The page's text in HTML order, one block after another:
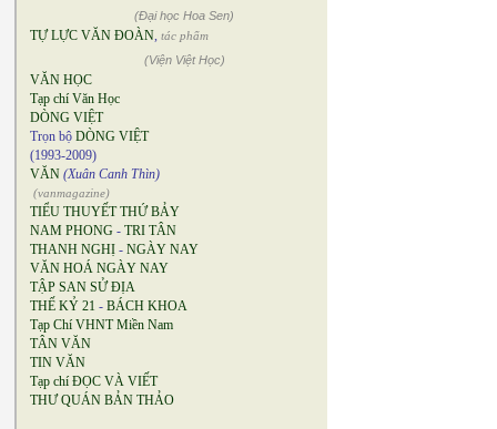
(Đại học Hoa Sen)
TỰ LỰC VĂN ĐOÀN, tác phẩm
(Viện Việt Học)
VĂN HỌC
Tạp chí Văn Học
DÒNG VIỆT
Trọn bộ DÒNG VIỆT
(1993-2009)
VĂN (Xuân Canh Thìn)
(vanmagazine)
TIỂU THUYẾT THỨ BẢY
NAM PHONG - TRI TÂN
THANH NGHỊ - NGÀY NAY
VĂN HOÁ NGÀY NAY
TẬP SAN SỬ ĐỊA
THẾ KỶ 21 - BÁCH KHOA
Tạp Chí VHNT Miền Nam
TÂN VĂN
TIN VĂN
Tạp chí ĐỌC VÀ VIẾT
THƯ QUÁN BẢN THẢO